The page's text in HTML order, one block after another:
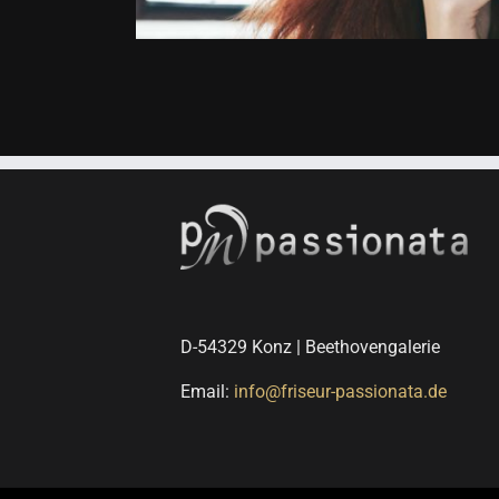
D-54329 Konz | Beethovengalerie
Email: info@friseur-passionata.de